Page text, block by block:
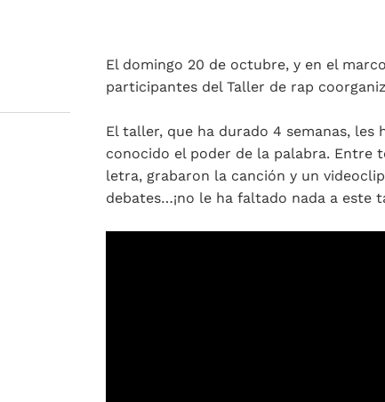
El domingo 20 de octubre, y en el
participantes del Taller de rap
El taller, que ha durado 4 semanas,
conocido el poder de la palabra. Entre
letra, grabaron la canción y un
debates…¡no le ha faltado nada a este